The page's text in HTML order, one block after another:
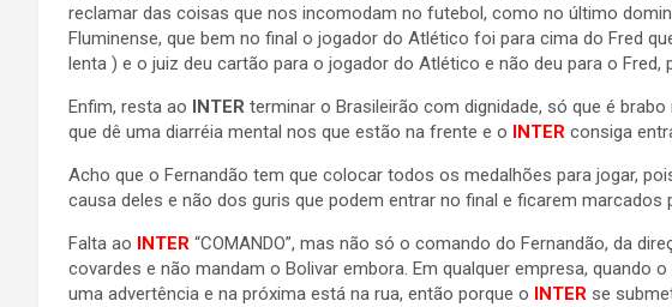
reclamar das coisas que nos incomodam no futebol, como no último
Fluminense, que bem no final o jogador do Atlético foi para cima do Fred
lenta ) e o juiz deu cartão para o jogador do Atlético e não deu para o Fred,
Enfim, resta ao INTER terminar o Brasileirão com dignidade, só que é
que dê uma diarréia mental nos que estão na frente e o INTER consiga
Acho que o Fernandão tem que colocar todos os medalhões para jogar,
causa deles e não dos guris que podem entrar no final e ficarem marcados
Falta ao INTER “COMANDO”, mas não só o comando do Fernandão, da
covardes e não mandam o Bolivar embora. Em qualquer empresa, quando
uma advertência e na próxima está na rua, então porque o INTER se